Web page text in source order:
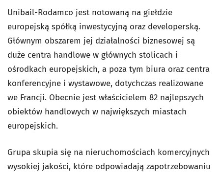
Unibail-Rodamco jest notowaną na giełdzie
europejską spółką inwestycyjną oraz developerską.
Głównym obszarem jej działalności biznesowej są
duże centra handlowe w głównych stolicach i
ośrodkach europejskich, a poza tym biura oraz centra
konferencyjne i wystawowe, dotychczas realizowane
we Francji. Obecnie jest właścicielem 82 najlepszych
obiektów handlowych w największych miastach
europejskich.
Grupa skupia się na nieruchomościach komercyjnych
wysokiej jakości, które odpowiadają zapotrzebowaniu